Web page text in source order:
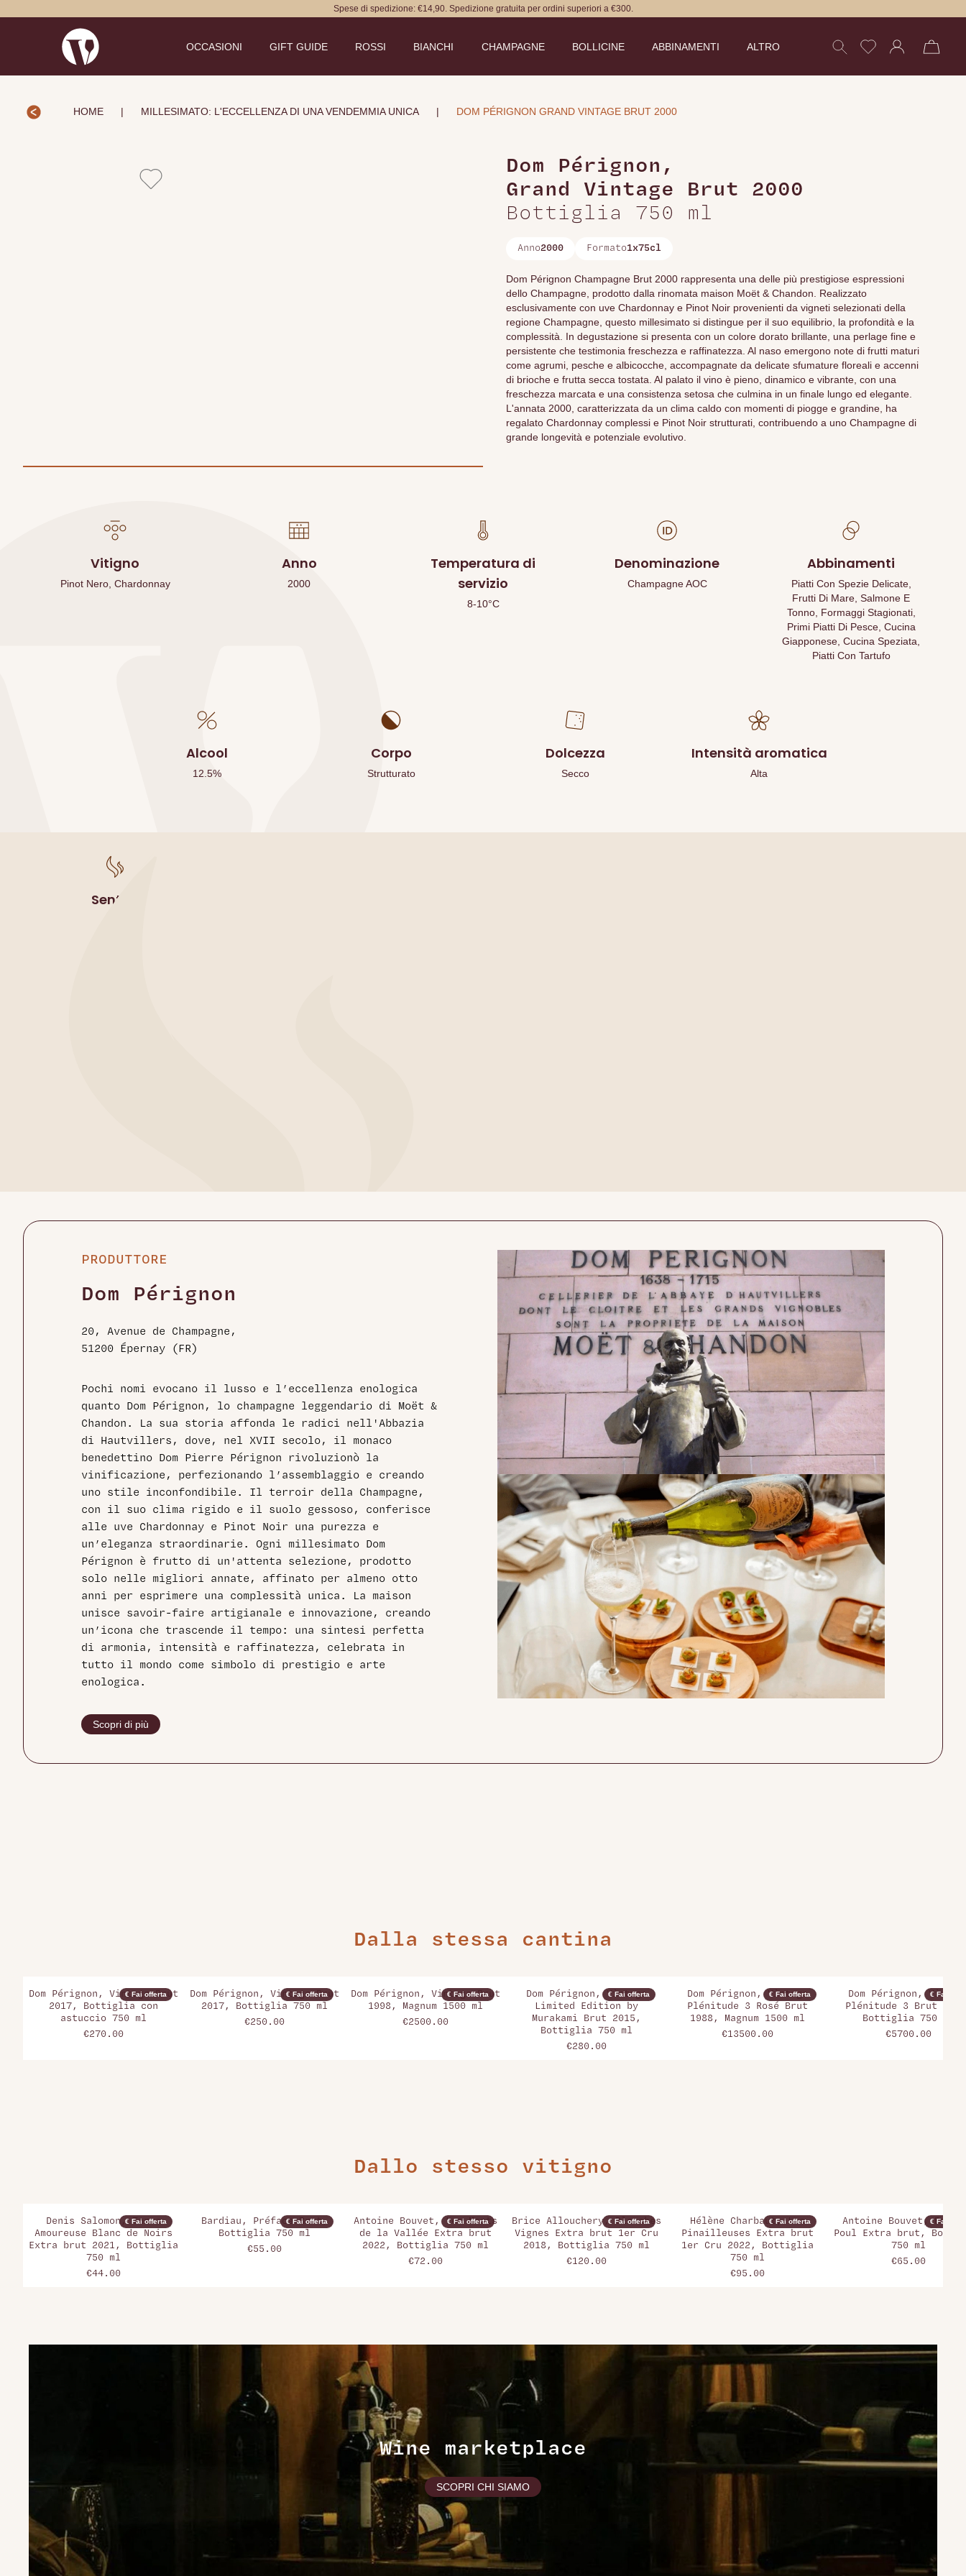
Spese di spedizione: €14,90. Spedizione gratuita per ordini superiori a €300.
OCCASIONI GIFT GUIDE ROSSI BIANCHI CHAMPAGNE BOLLICINE ABBINAMENTI ALTRO
HOME | MILLESIMATO: L'ECCELLENZA DI UNA VENDEMMIA UNICA | DOM PÉRIGNON GRAND VINTAGE BRUT 2000
Dom Pérignon ,
Grand Vintage Brut 2000
Bottiglia 750 ml
Anno2000 Formato1x75cl
Dom Pérignon Champagne Brut 2000 rappresenta una delle più prestigiose espressioni
dello Champagne, prodotto dalla rinomata maison Moët & Chandon. Realizzato
esclusivamente con uve Chardonnay e Pinot Noir provenienti da vigneti selezionati della
regione Champagne, questo millesimato si distingue per il suo equilibrio, la profondità e la
complessità. In degustazione si presenta con un colore dorato brillante, una perlage fine e
persistente che testimonia freschezza e raffinatezza. Al naso emergono note di frutti maturi
come agrumi, pesche e albicocche, accompagnate da delicate sfumature floreali e accenni
di brioche e frutta secca tostata. Al palato il vino è pieno, dinamico e vibrante, con una
freschezza marcata e una consistenza setosa che culmina in un finale lungo ed elegante.
L'annata 2000, caratterizzata da un clima caldo con momenti di piogge e grandine, ha
regalato Chardonnay complessi e Pinot Noir strutturati, contribuendo a uno Champagne di
grande longevità e potenziale evolutivo.
Vitigno
Pinot Nero, Chardonnay
Anno
2000
Temperatura di
servizio
8-10°C
Denominazione
Champagne AOC
Abbinamenti
Piatti Con Spezie Delicate,
Frutti Di Mare, Salmone E
Tonno, Formaggi Stagionati,
Primi Piatti Di Pesce, Cucina
Giapponese, Cucina Speziata,
Piatti Con Tartufo
Alcool
12.5%
Corpo
Strutturato
Dolcezza
Secco
Intensità aromatica
Alta
Sentori
PRODUTTORE
Dom Pérignon
20, Avenue de Champagne,
51200 Épernay (FR)
Pochi nomi evocano il lusso e l’eccellenza enologica
quanto Dom Pérignon, lo champagne leggendario di Moët &
Chandon. La sua storia affonda le radici nell'Abbazia
di Hautvillers, dove, nel XVII secolo, il monaco
benedettino Dom Pierre Pérignon rivoluzionò la
vinificazione, perfezionando l’assemblaggio e creando
uno stile inconfondibile. Il terroir della Champagne,
con il suo clima rigido e il suolo gessoso, conferisce
alle uve Chardonnay e Pinot Noir una purezza e
un’eleganza straordinarie. Ogni millesimato Dom
Pérignon è frutto di un'attenta selezione, prodotto
solo nelle migliori annate, affinato per almeno otto
anni per esprimere una complessità unica. La maison
unisce savoir-faire artigianale e innovazione, creando
un’icona che trascende il tempo: una sintesi perfetta
di armonia, intensità e raffinatezza, celebrata in
tutto il mondo come simbolo di prestigio e arte
enologica.
Scopri di più
Dalla stessa cantina
€ Fai offerta
Dom Pérignon, Vintage Brut
2017, Bottiglia con
astuccio 750 ml
€270.00
€ Fai offerta
Dom Pérignon, Vintage Brut
2017, Bottiglia 750 ml
€250.00
€ Fai offerta
Dom Pérignon, Vintage Brut
1998, Magnum 1500 ml
€2500.00
€ Fai offerta
Dom Pérignon, Vintage
Limited Edition by
Murakami Brut 2015,
Bottiglia 750 ml
€280.00
€ Fai offerta
Dom Pérignon, Vintage
Plénitude 3 Rosé Brut
1988, Magnum 1500 ml
€13500.00
€ Fai
Dom Pérignon,
Plénitude 3 Brut
Bottiglia 750 ml
€5700.00
Dallo stesso vitigno
€ Fai offerta
Denis Salomon, Terre
Amoureuse Blanc de Noirs
Extra brut 2021, Bottiglia
750 ml
€44.00
€ Fai offerta
Bardiau, Préface Brut,
Bottiglia 750 ml
€55.00
€ Fai offerta
Antoine Bouvet, Les Monts
de la Vallée Extra brut
2022, Bottiglia 750 ml
€72.00
€ Fai offerta
Brice Allouchery, Blanches
Vignes Extra brut 1er Cru
2018, Bottiglia 750 ml
€120.00
€ Fai offerta
Hélène Charbaut, Les
Pinailleuses Extra brut
1er Cru 2022, Bottiglia
750 ml
€95.00
€ Fai
Antoine Bouvet,
Poul Extra brut,
750 ml
€65.00
Wine marketplace
SCOPRI CHI SIAMO